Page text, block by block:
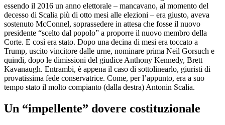
essendo il 2016 un anno elettorale – mancavano, al momento del
decesso di Scalia più di otto mesi alle elezioni – era giusto, aveva
sostenuto McConnel, soprassedere in attesa che fosse il nuovo
presidente “scelto dal popolo” a proporre il nuovo membro della
Corte. E così era stato. Dopo una decina di mesi era toccato a
Trump, uscito vincitore dalle urne, nominare prima Neil Gorsuch e
quindi, dopo le dimissioni del giudice Anthony Kennedy, Brett
Kavanaugh. Entrambi, è appena il caso di sottolinearlo, giuristi di
provatissima fede conservatrice. Come, per l’appunto, era a suo
tempo stato il molto compianto (dalla destra) Antonin Scalia.
Un “impellente” dovere costituzionale